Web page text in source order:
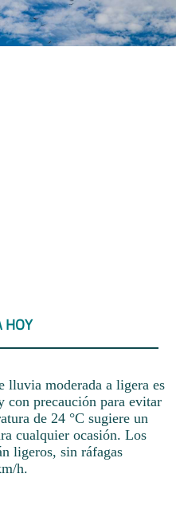
HOY
lluvia moderada a ligera es
con precaución para evitar
de 24 °C sugiere un
cualquier ocasión. Los
ligeros, sin ráfagas
h.